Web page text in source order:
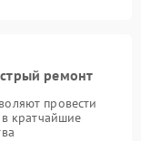
ремонт
провести
в кратчайшие